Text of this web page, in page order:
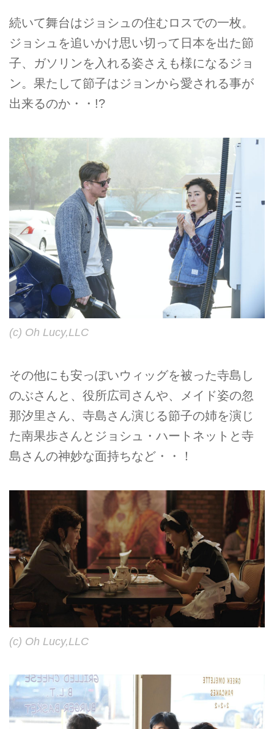
続いて舞台はジョシュの住むロスでの一枚。
ジョシュを追いかけ思い切って日本を出た節
子、ガソリンを入れる姿さえも様になるジョ
ン。果たして節子はジョンから愛される事が
出来るのか・・!?
(c) Oh Lucy,LLC
その他にも安っぽいウィッグを被った寺島し
のぶさんと、役所広司さんや、メイド姿の忽
那汐里さん、寺島さん演じる節子の姉を演じ
た南果歩さんとジョシュ・ハートネットと寺
島さんの神妙な面持ちなど・・！
(c) Oh Lucy,LLC